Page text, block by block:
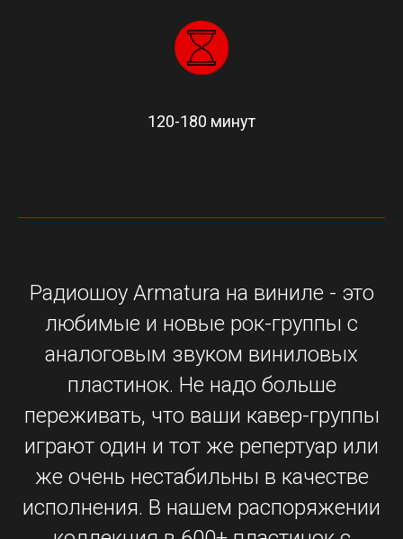
120-180 минут
Радиошоу Armatura на виниле - это
любимые и новые рок-группы с
аналоговым звуком виниловых
пластинок. Не надо больше
переживать, что ваши кавер-группы
играют один и тот же репертуар или
же очень нестабильны в качестве
исполнения. В нашем распоряжении